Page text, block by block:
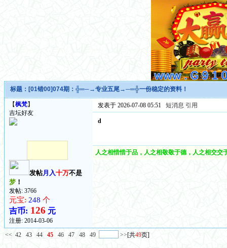
标题： [01错00]074期：╬═─→专业五尾→─═╬一份稳定的资料！
【枫梵】
吉坛好友
发帖月入十万不是
梦！
发帖: 3766
元宝: 248 个
吉币: 126 元
注册: 2014-03-06
发表于 2026-07-08 05:51 短消息 引用
d
人之相惜惜于品，人之相敬敬于德，人之相交
<< 42 43 44 45 46 47 48 49 >>[共49页]